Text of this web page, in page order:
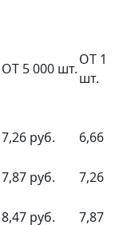
ОТ 5 000 шт.
ОТ
шт.
7,26 руб. 6,66
7,87 руб. 7,26
8,47 руб. 7,87